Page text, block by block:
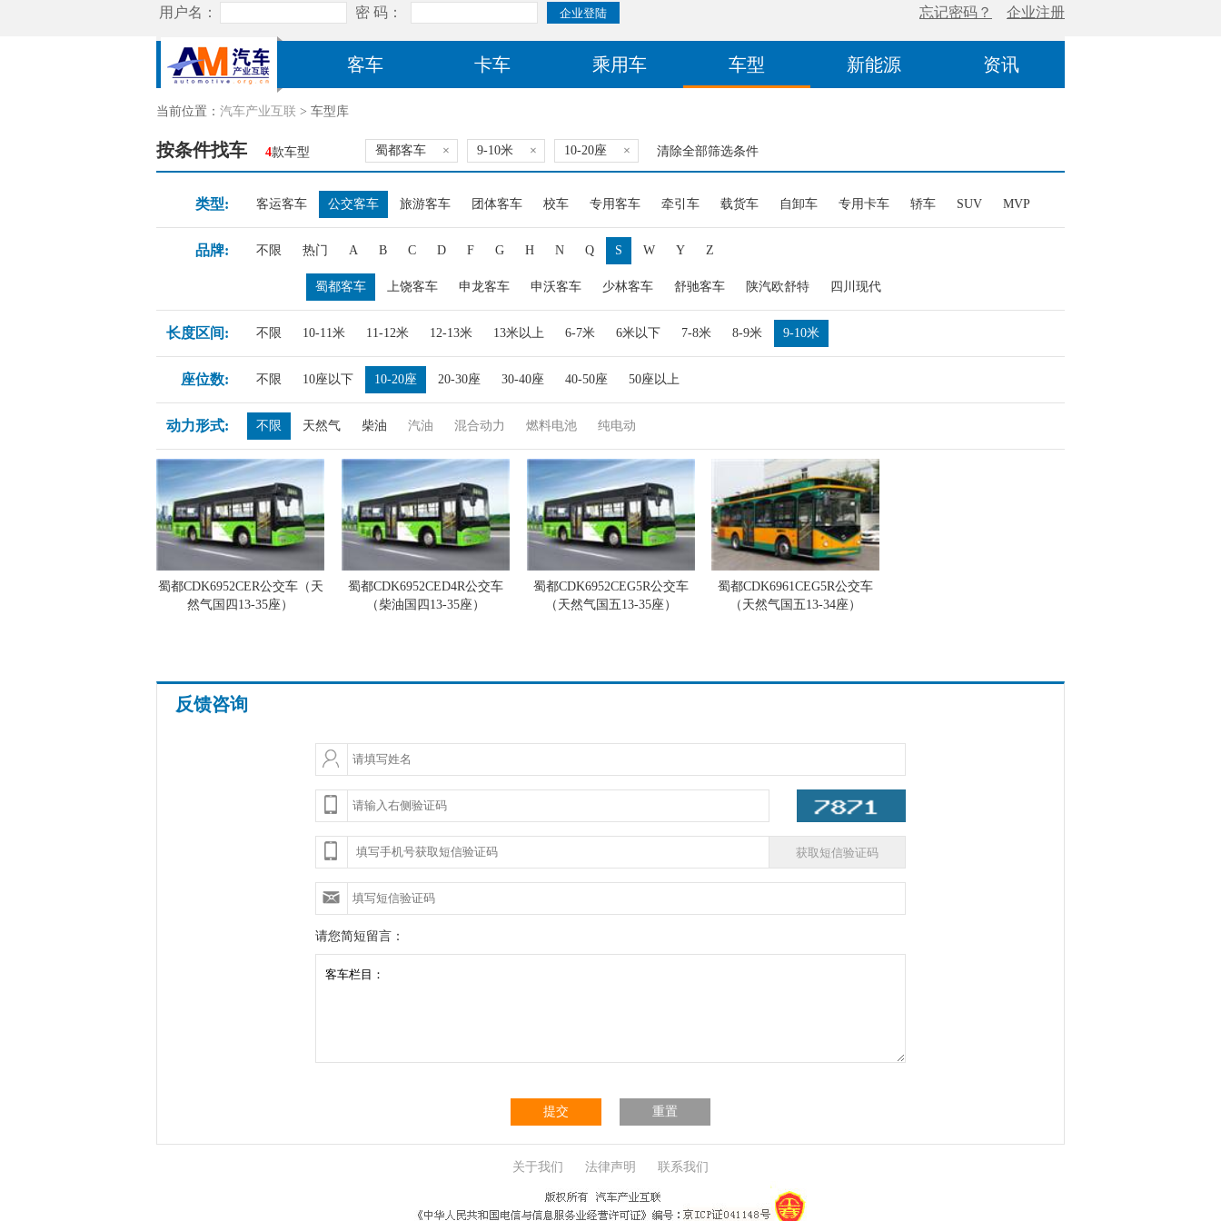
客车 卡车 乘用车 车型 新能源 资讯
当前位置： 汽车产业互联 > 车型库
按条件找车 4款车型 蜀都客车 × 9-10米 × 10-20座 × 清除全部筛选条件
类型: 客运客车 公交客车 旅游客车 团体客车 校车 专用客车 牵引车 载货车 自卸车 专用卡车 轿车 SUV MVP
品牌: 不限 热门 A B C D F G H N Q S W Y Z
蜀都客车 上饶客车 申龙客车 申沃客车 少林客车 舒驰客车 陕汽欧舒特 四川现代
长度区间: 不限 10-11米 11-12米 12-13米 13米以上 6-7米 6米以下 7-8米 8-9米 9-10米
座位数: 不限 10座以下 10-20座 20-30座 30-40座 40-50座 50座以上
动力形式: 不限 天然气 柴油 汽油 混合动力 燃料电池 纯电动
蜀都CDK6952CER公交车（天
然气国四13-35座）
蜀都CDK6952CED4R公交车
（柴油国四13-35座）
蜀都CDK6952CEG5R公交车
（天然气国五13-35座）
蜀都CDK6961CEG5R公交车
（天然气国五13-34座）
反馈咨询
请您简短留言：
提交 重置
关于我们 法律声明 联系我们